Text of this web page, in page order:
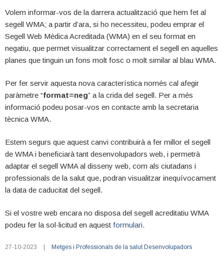
Volem informar-vos de la darrera actualització que hem fet al
segell WMA; a partir d’ara, si ho necessiteu, podeu emprar el
Segell Web Mèdica Acreditada (WMA) en el seu format en
negatiu, que permet visualitzar correctament el segell en aquelles
planes que tinguin un fons molt fosc o molt similar al blau WMA.
Per fer servir aquesta nova característica només cal afegir
paràmetre “format=neg” a la crida del segell. Per a més
informació podeu posar-vos en contacte amb la secretaria
tècnica WMA.
Estem segurs que aquest canvi contribuirà a fer millor el segell
de WMA i beneficiarà tant desenvolupadors web, i permetrà
adaptar el segell WMA al disseny web, com als ciutadans i
professionals de la salut que, podran visualitzar inequívocament
la data de caducitat del segell.
Si el vostre web encara no disposa del segell acreditatiu WMA
podeu fer la sol·licitud en aquest formulari.
27-10-2023 Metges i Professionals de la salut Desenvolupadors